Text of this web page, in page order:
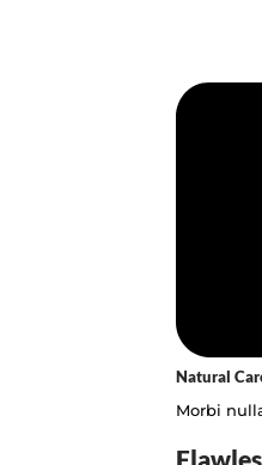
Natural
Morbi